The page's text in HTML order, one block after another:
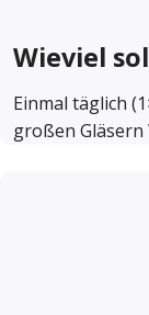
Wieviel
Einmal täglich
großen Gläsern